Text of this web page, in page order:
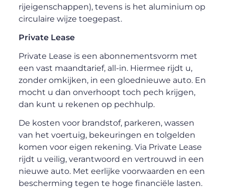
rijeigenschappen), tevens is het aluminium op
circulaire wijze toegepast.
Private Lease
Private Lease is een abonnementsvorm met
een vast maandtarief, all-in. Hiermee rijdt u,
zonder omkijken, in een gloednieuwe auto. En
mocht u dan onverhoopt toch pech krijgen,
dan kunt u rekenen op pechhulp.
De kosten voor brandstof, parkeren, wassen
van het voertuig, bekeuringen en tolgelden
komen voor eigen rekening. Via Private Lease
rijdt u veilig, verantwoord en vertrouwd in een
nieuwe auto. Met eerlijke voorwaarden en een
bescherming tegen te hoge financiële lasten.